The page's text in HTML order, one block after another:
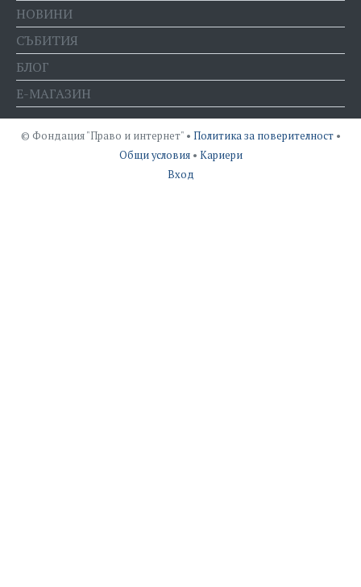
НОВИНИ
СЪБИТИЯ
БЛОГ
Е-МАГАЗИН
© Фондация "Право и интернет" • Политика за поверителност •
Общи условия • Кариери
Вход